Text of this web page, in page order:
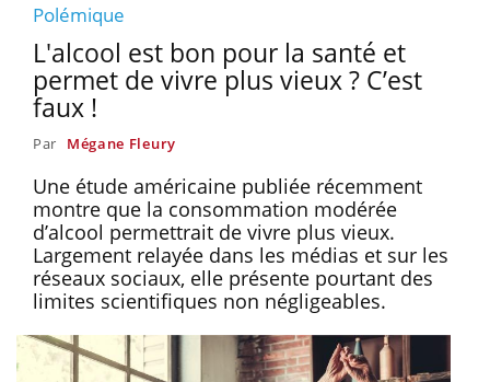
Polémique
L'alcool est bon pour la santé et
permet de vivre plus vieux ? C’est
faux !
Par Mégane Fleury
Une étude américaine publiée récemment
montre que la consommation modérée
d’alcool permettrait de vivre plus vieux.
Largement relayée dans les médias et sur les
réseaux sociaux, elle présente pourtant des
limites scientifiques non négligeables.